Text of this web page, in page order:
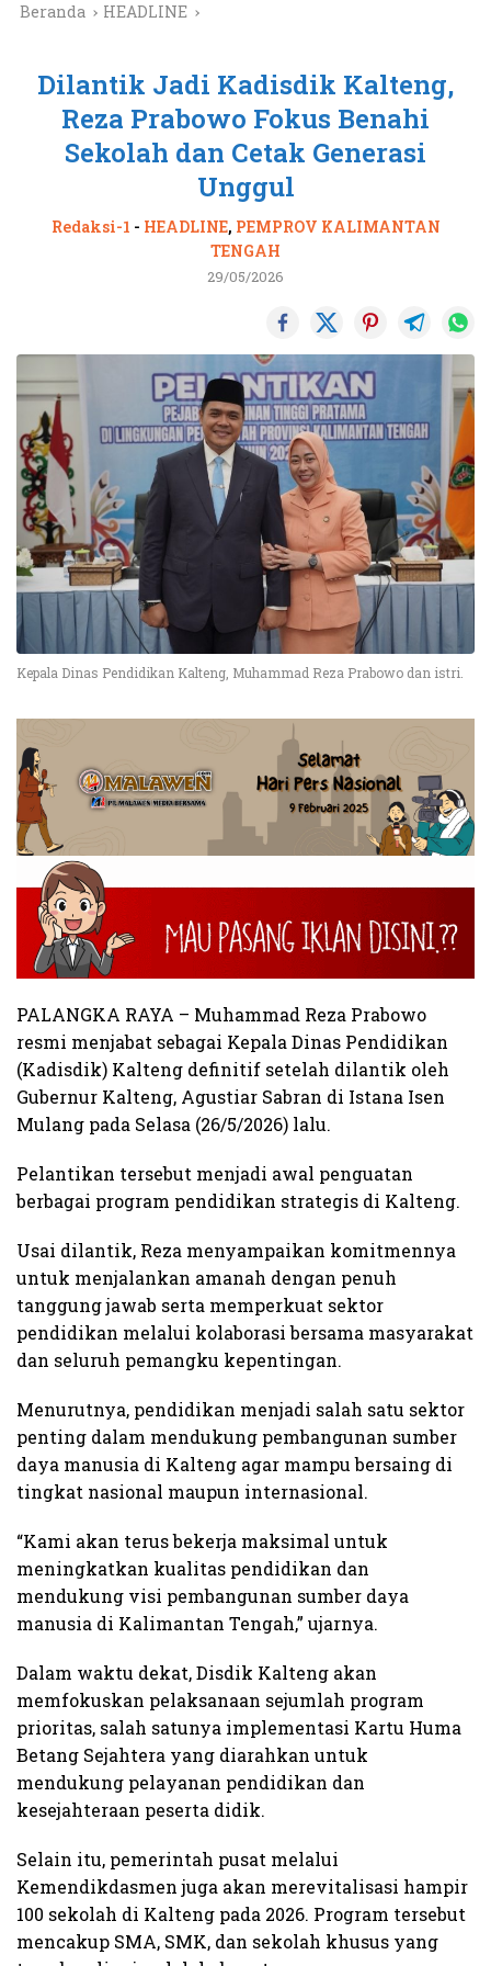
Beranda HEADLINE
Dilantik Jadi Kadisdik Kalteng,
Reza Prabowo Fokus Benahi
Sekolah dan Cetak Generasi
Unggul
Redaksi-1 - HEADLINE, PEMPROV KALIMANTAN
TENGAH
29/05/2026
Kepala Dinas Pendidikan Kalteng, Muhammad Reza Prabowo dan istri.
PALANGKA RAYA – Muhammad Reza Prabowo
resmi menjabat sebagai Kepala Dinas Pendidikan
(Kadisdik) Kalteng definitif setelah dilantik oleh
Gubernur Kalteng, Agustiar Sabran di Istana Isen
Mulang pada Selasa (26/5/2026) lalu.
Pelantikan tersebut menjadi awal penguatan
berbagai program pendidikan strategis di Kalteng.
Usai dilantik, Reza menyampaikan komitmennya
untuk menjalankan amanah dengan penuh
tanggung jawab serta memperkuat sektor
pendidikan melalui kolaborasi bersama masyarakat
dan seluruh pemangku kepentingan.
Menurutnya, pendidikan menjadi salah satu sektor
penting dalam mendukung pembangunan sumber
daya manusia di Kalteng agar mampu bersaing di
tingkat nasional maupun internasional.
“Kami akan terus bekerja maksimal untuk
meningkatkan kualitas pendidikan dan
mendukung visi pembangunan sumber daya
manusia di Kalimantan Tengah,” ujarnya.
Dalam waktu dekat, Disdik Kalteng akan
memfokuskan pelaksanaan sejumlah program
prioritas, salah satunya implementasi Kartu Huma
Betang Sejahtera yang diarahkan untuk
mendukung pelayanan pendidikan dan
kesejahteraan peserta didik.
Selain itu, pemerintah pusat melalui
Kemendikdasmen juga akan merevitalisasi hampir
100 sekolah di Kalteng pada 2026. Program tersebut
mencakup SMA, SMK, dan sekolah khusus yang